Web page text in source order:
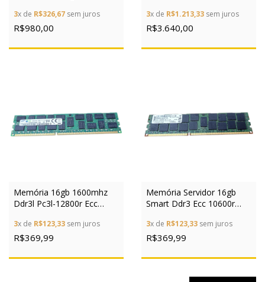
3x de R$326,67 sem juros
R$980,00
3x de R$1.213,33 sem juros
R$3.640,00
Memória 16gb 1600mhz
Ddr3l Pc3l-12800r Ecc
3x de R$123,33 sem juros
R$369,99
Memória Servidor 16gb
Smart Ddr3 Ecc 10600r
3x de R$123,33 sem juros
R$369,99